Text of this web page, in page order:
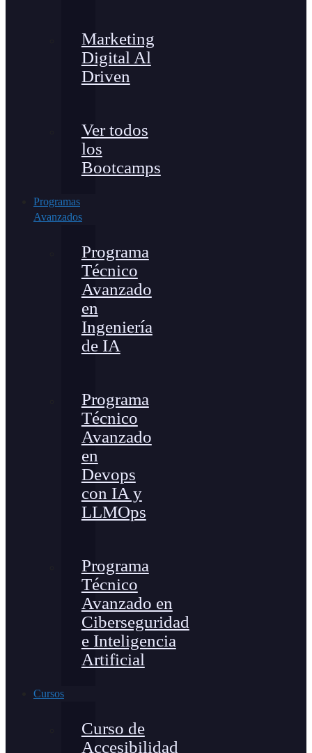
Marketing
Digital Al
Driven
Ver todos
los
Bootcamps
Programas
Avanzados
Programa
Técnico
Avanzado
en
Ingeniería
de IA
Programa
Técnico
Avanzado
en
Devops
con IA y
LLMOps
Programa
Técnico
Avanzado en
Ciberseguridad
e Inteligencia
Artificial
Cursos
Curso de
Accesibilidad